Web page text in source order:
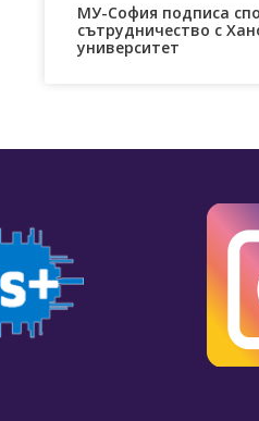
МУ-София подписа
сътрудничество с
университет